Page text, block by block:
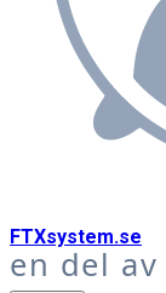
FTXsystem.se
en del av